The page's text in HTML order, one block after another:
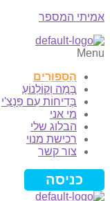
אמיתי המספר
Menu
הַסִּפּוּרִים
בָּמָה וְקוֹלְנוֹעַ
בְּדִיחוֹת עִם פַּנְצִ'י
מי אני
הבלוג שלי
רכישת מנוי
צור קשר
כניסה